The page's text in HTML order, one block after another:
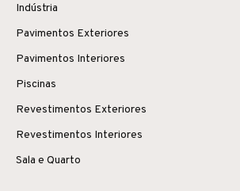
Indústria
Pavimentos Exteriores
Pavimentos Interiores
Piscinas
Revestimentos Exteriores
Revestimentos Interiores
Sala e Quarto